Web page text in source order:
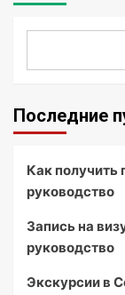
Последние
Как получить
руководство
Запись на
руководство
Экскурсии в